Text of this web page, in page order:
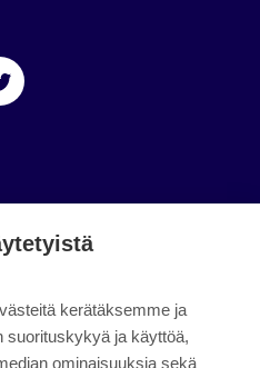
on tukea
kerätäksemme ja
suorituskykyä ja käyttöä,
ominaisuuksia sekä